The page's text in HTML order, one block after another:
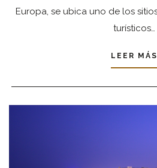
Europa, se ubica uno de los
turísticos…
LEER MÁS